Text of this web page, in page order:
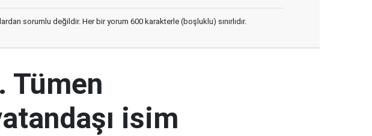
sorumlu değildir. Her bir yorum 600 karakterle (boşluklu) sınırlıdır.
Tümen
isim